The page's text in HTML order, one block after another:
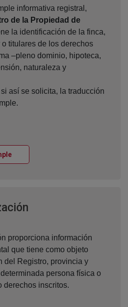
informativa registral,
de la Propiedad de
la identificación de la finca,
titulares de los derechos
–pleno dominio, hipoteca,
naturaleza y
así se solicita, la traducción
Ventana nueva
proporciona información
que tiene como objeto
del Registro, provincia y
persona física o
derechos inscritos.